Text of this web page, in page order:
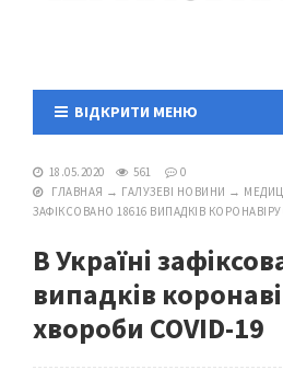
ВІДКРИТИ МЕНЮ
18.05.2020 561
0
ГЛАВНАЯ → ГАЛУЗЕВІ НОВИНИ →
ЗАФІКСОВАНО 18616 ВИПАДКІВ
В Україні
випадків
хвороби COVID-19